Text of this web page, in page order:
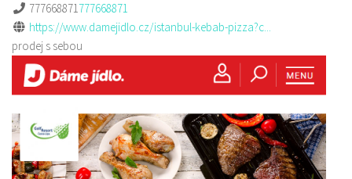
777668871777668871
https://www.damejidlo.cz/istanbul-kebab-pizza?c...
prodej s sebou